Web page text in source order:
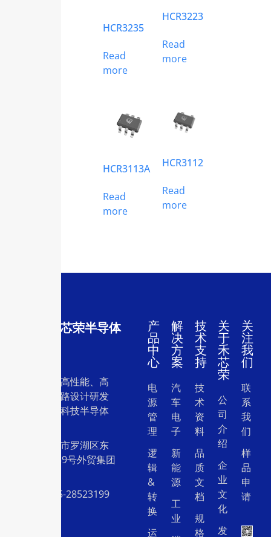
HCR3235
Read
more
HCR3223
Read
more
HCR3113A
Read
more
HCR3112
Read
more
深圳市禾芯荣半导体
一家专注于高性能、高
质量集成电路设计研发
和销售的高科技半导体
地址：深圳市罗湖区东
门中兴路239号外贸集团
电话：0755-28523199
产
品
中
心
电
源
管
理
逻
辑
&
转
换
运
解
决
方
案
汽
车
电
子
新
能
源
工
业
技
术
支
持
技
术
资
料
品
质
文
档
规
格
关
于
禾
芯
荣
公
司
介
绍
企
业
文
化
发
关
注
我
们
联
系
我
们
样
品
申
请